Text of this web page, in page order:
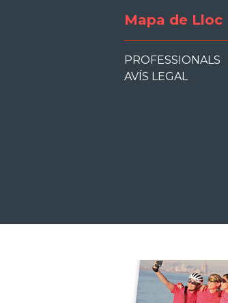
Mapa de Lloc
PROFESSIONALS
AVÍS LEGAL